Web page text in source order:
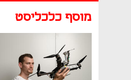
מוסף כלכליסט